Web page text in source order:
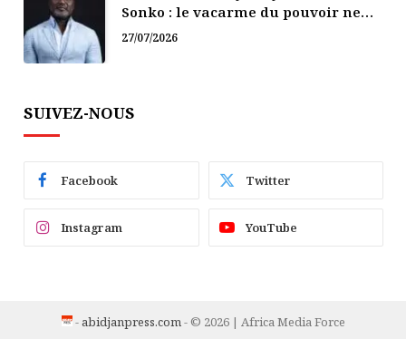
Sonko : le vacarme du pouvoir ne
doit pas faire oublier les liens de la
Fraternité
27/07/2026
SUIVEZ-NOUS
Facebook Twitter
Instagram YouTube
- abidjanpress.com- © 2026 | Africa Media Force